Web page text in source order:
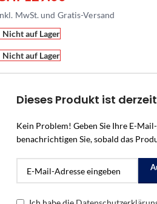
Nicht auf Lager
Nicht auf Lager
Dieses Produkt ist
Kein Problem! Geben Sie Ihre E-
benachrichtigen Sie, sobald das